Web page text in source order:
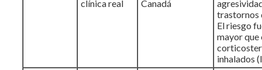
clínica real
Canadá
trastornos
El riesgo
mayor que
inhalados